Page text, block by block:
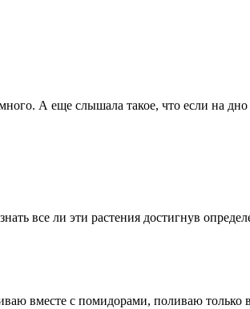
А еще слышала такое, что если на
все ли эти растения достигнув
вместе с помидорами, поливаю только